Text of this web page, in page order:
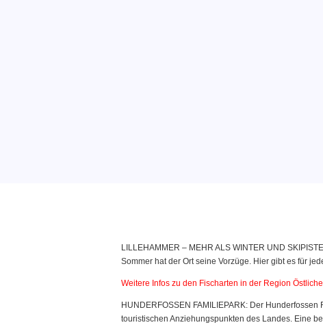
LILLEHAMMER – MEHR ALS WINTER UND
Sommer hat der Ort seine Vorzüge. Hier gibt es für
Weitere Infos zu den Fischarten in der Region
HUNDERFOSSEN FAMILIEPARK: Der
touristischen Anziehungspunkten des Landes. Eine